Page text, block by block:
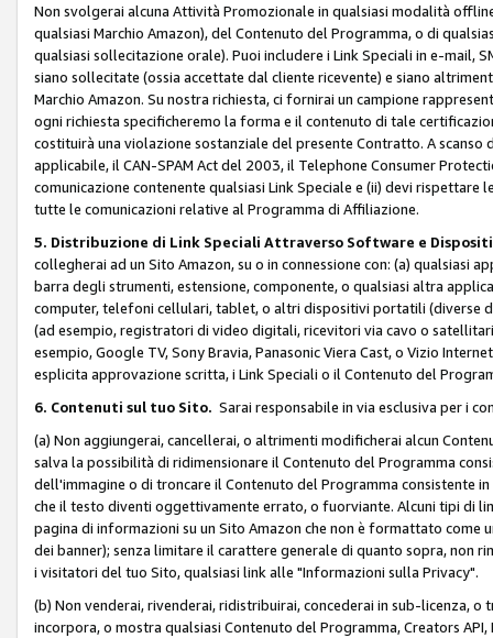
Non svolgerai alcuna Attività Promozionale in qualsiasi modalità
qualsiasi Marchio Amazon), del Contenuto del Programma, o di
qualsiasi sollecitazione orale). Puoi includere i Link Speciali in e-mail,
siano sollecitate (ossia accettate dal cliente ricevente) e siano
Marchio Amazon. Su nostra richiesta, ci fornirai un campione
ogni richiesta specificheremo la forma e il contenuto di tale
costituirà una violazione sostanziale del presente Contratto. A
applicabile, il CAN-SPAM Act del 2003, il Telephone Consumer
comunicazione contenente qualsiasi Link Speciale e (ii) devi
tutte le comunicazioni relative al Programma di Affiliazione.
5. Distribuzione di Link Speciali Attraverso Software e
collegherai ad un Sito Amazon, su o in connessione con: (a)
barra degli strumenti, estensione, componente, o qualsiasi altra
computer, telefoni cellulari, tablet, o altri dispositivi portatili (diverse
(ad esempio, registratori di video digitali, ricevitori via cavo o
esempio, Google TV, Sony Bravia, Panasonic Viera Cast, o Vizio
esplicita approvazione scritta, i Link Speciali o il Contenuto del
6. Contenuti sul tuo Sito. Sarai responsabile in via esclusiva per i
(a) Non aggiungerai, cancellerai, o altrimenti modificherai alcun
salva la possibilità di ridimensionare il Contenuto del Programma
dell'immagine o di troncare il Contenuto del Programma consistente
che il testo diventi oggettivamente errato, o fuorviante. Alcuni tipi di
pagina di informazioni su un Sito Amazon che non è formattato
dei banner); senza limitare il carattere generale di quanto sopra, non
i visitatori del tuo Sito, qualsiasi link alle "Informazioni sulla Privacy".
(b) Non venderai, rivenderai, ridistribuirai, concederai in sub-licenza,
incorpora, o mostra qualsiasi Contenuto del Programma, Creators